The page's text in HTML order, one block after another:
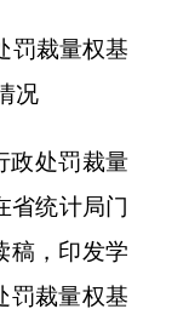
罚裁量权基
况
政处罚裁量
省统计局门
稿，印发学
罚裁量权基